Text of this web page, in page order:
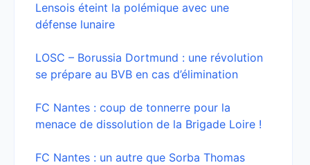
Lensois éteint la polémique avec une
défense lunaire
LOSC – Borussia Dortmund : une révolution
se prépare au BVB en cas d’élimination
FC Nantes : coup de tonnerre pour la
menace de dissolution de la Brigade Loire !
FC Nantes : un autre que Sorba Thomas